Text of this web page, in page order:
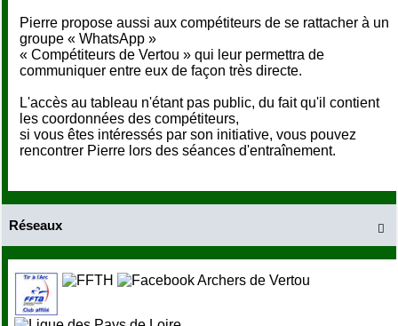
Pierre propose aussi aux compétiteurs de se rattacher à un
groupe « WhatsApp »
« Compétiteurs de Vertou » qui leur permettra de
communiquer entre eux de façon très directe.
L'accès au tableau n'étant pas public, du fait qu'il contient
les coordonnées des compétiteurs,
si vous êtes intéressés par son initiative, vous pouvez
rencontrer Pierre lors des séances d'entraînement.

Réseaux